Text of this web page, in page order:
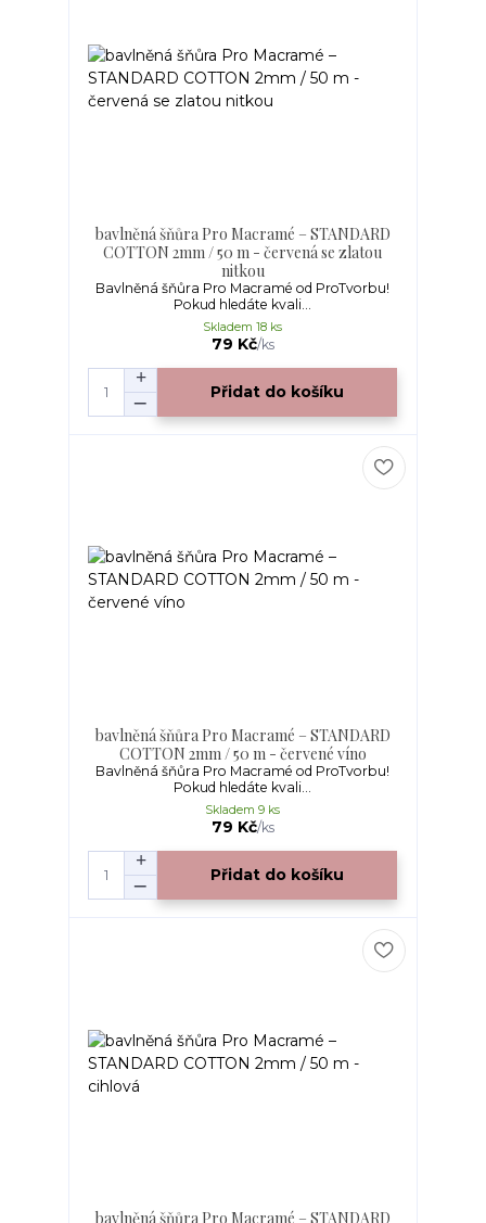
bavlněná šňůra Pro Macramé – STANDARD
COTTON 2mm / 50 m - červená se zlatou
nitkou
Bavlněná šňůra Pro Macramé od ProTvorbu!
Pokud hledáte kvali...
79 Kč/ks
Skladem 18 ks
Přidat do košíku
bavlněná šňůra Pro Macramé – STANDARD
COTTON 2mm / 50 m - červené víno
Bavlněná šňůra Pro Macramé od ProTvorbu!
Pokud hledáte kvali...
79 Kč/ks
Skladem 9 ks
Přidat do košíku
bavlněná šňůra Pro Macramé – STANDARD